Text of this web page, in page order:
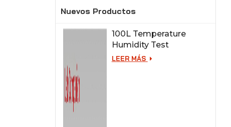
Nuevos Productos
100L Temperature
Humidity Test
Chamber for Lab
LEER MÁS